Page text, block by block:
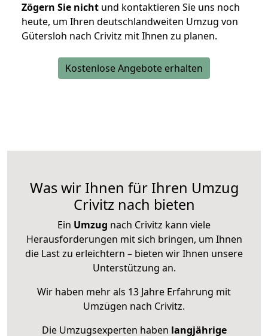
Zögern Sie nicht und kontaktieren Sie uns noch
heute, um Ihren deutschlandweiten Umzug von
Gütersloh nach Crivitz mit Ihnen zu planen.
Kostenlose Angebote erhalten
Was wir Ihnen für Ihren Umzug
Crivitz nach bieten
Ein Umzug nach Crivitz kann viele
Herausforderungen mit sich bringen, um Ihnen
die Last zu erleichtern – bieten wir Ihnen unsere
Unterstützung an.
Wir haben mehr als 13 Jahre Erfahrung mit
Umzügen nach Crivitz.
Die Umzugsexperten haben langjährige